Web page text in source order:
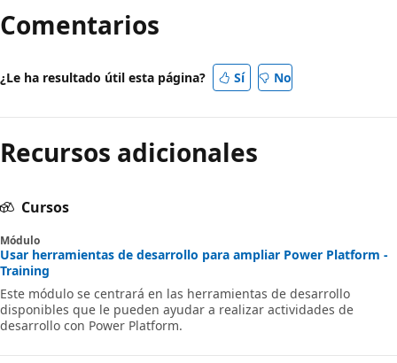
de
lectura
Comentarios
¿Le ha resultado útil esta página? Sí No
Recursos adicionales
Cursos
Módulo
Usar herramientas de desarrollo para ampliar Power Platform -
Training
Este módulo se centrará en las herramientas de desarrollo
disponibles que le pueden ayudar a realizar actividades de
desarrollo con Power Platform.